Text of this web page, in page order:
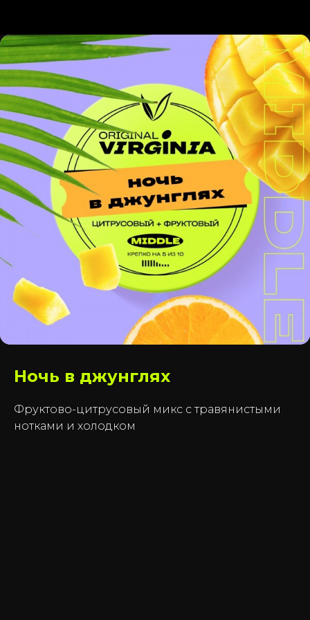
Ночь в джунглях
Фруктово-цитрусовый микс с травянистыми
нотками и холодком